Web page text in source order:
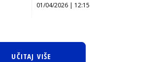
01/04/2026 | 12:15
UČITAJ VIŠE